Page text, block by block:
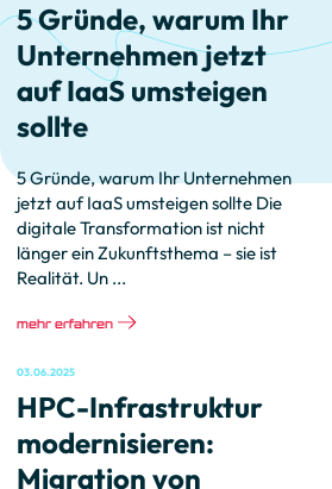
5 Gründe, warum Ihr
Unternehmen jetzt
auf IaaS umsteigen
sollte
5 Gründe, warum Ihr Unternehmen
jetzt auf IaaS umsteigen sollte Die
digitale Transformation ist nicht
länger ein Zukunftsthema – sie ist
Realität. Un ...
mehr erfahren
HPC-Infrastruktur
modernisieren:
Migration von
03.06.2025